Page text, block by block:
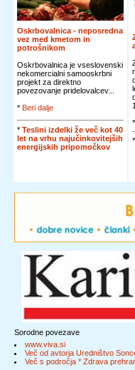
Oskrbovalnica - neposredna
vez med kmetom in
potrošnikom
Oskrbovalnica je vseslovenski
nekomercialni samooskrbni
projekt za direktno
povezovanje pridelovalcev...
* Beri dalje
* Teslini izdelki že več kot 40
let na vrhu najučinkovitejših
energijskih pripomočkov
Sorodne povezave
www.viva.si
Več od avtorja Uredništvo
Več s področja * Zdrava